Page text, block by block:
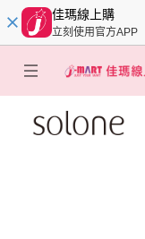
佳瑪線上購
立刻使用官方APP